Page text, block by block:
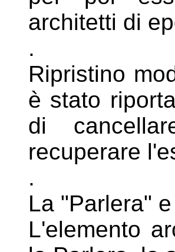
architetti di
.
Ripristino
è stato
di
recuperare
.
La "Parlera"
L'elemento